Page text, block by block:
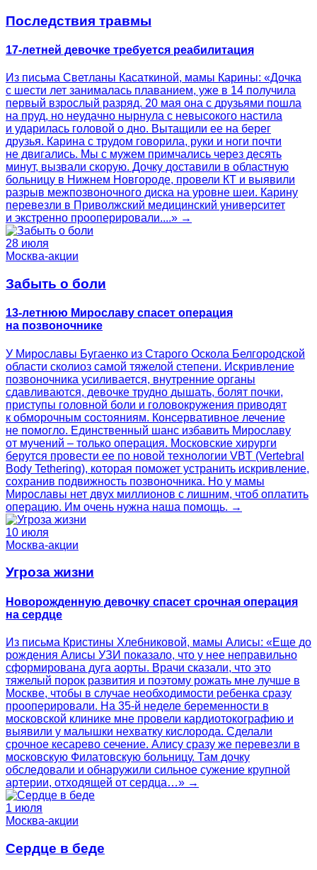
Последствия травмы
17-летней девочке требуется реабилитация
Из письма Светланы Касаткиной, мамы Карины: «Дочка
с шести лет занималась плаванием, уже в 14 получила
первый взрослый разряд. 20 мая она с друзьями пошла
на пруд, но неудачно нырнула с невысокого настила
и ударилась головой о дно. Вытащили ее на берег
друзья. Карина с трудом говорила, руки и ноги почти
не двигались. Мы с мужем примчались через десять
минут, вызвали скорую. Дочку доставили в областную
больницу в Нижнем Новгороде, провели КТ и выявили
разрыв межпозвоночного диска на уровне шеи. Карину
перевезли в Приволжский медицинский университет
и экстренно прооперировали....» →
28 июля
Москва-акции
Забыть о боли
13-летнюю Мирославу спасет операция
на позвоночнике
У Мирославы Бугаенко из Старого Оскола Белгородской
области сколиоз самой тяжелой степени. Искривление
позвоночника усиливается, внутренние органы
сдавливаются, девочке трудно дышать, болят почки,
приступы головной боли и головокружения приводят
к обморочным состояниям. Консервативное лечение
не помогло. Единственный шанс избавить Мирославу
от мучений – только операция. Московские хирурги
берутся провести ее по новой технологии VBT (Vertebral
Body Tethering), которая поможет устранить искривление,
сохранив подвижность позвоночника. Но у мамы
Мирославы нет двух миллионов с лишним, чтоб оплатить
операцию. Им очень нужна наша помощь. →
10 июля
Москва-акции
Угроза жизни
Новорожденную девочку спасет срочная операция
на сердце
Из письма Кристины Хлебниковой, мамы Алисы: «Еще до
рождения Алисы УЗИ показало, что у нее неправильно
сформирована дуга аорты. Врачи сказали, что это
тяжелый порок развития и поэтому рожать мне лучше в
Москве, чтобы в случае необходимости ребенка сразу
прооперировали. На 35-й неделе беременности в
московской клинике мне провели кардиотокографию и
выявили у малышки нехватку кислорода. Сделали
срочное кесарево сечение. Алису сразу же перевезли в
московскую Филатовскую больницу. Там дочку
обследовали и обнаружили сильное сужение крупной
артерии, отходящей от сердца…» →
1 июля
Москва-акции
Сердце в беде